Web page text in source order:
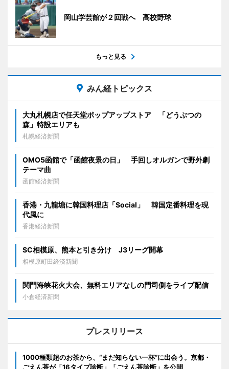
岡山学芸館が２回戦へ 高校野球
もっと見る
みん経トピックス
大丸札幌店で任天堂ポップアップストア 「どうぶつの
森」特設エリアも
札幌経済新聞
OMO5函館で「函館夜景の日」 手回しオルガンで野外劇
テーマ曲
函館経済新聞
香港・九龍塘に韓国料理店「Social」 韓国定番料理を現
代風に
香港経済新聞
SC相模原、熊本と引き分け J3リーグ開幕
相模原町田経済新聞
関門海峡花火大会、無料エリアなしの門司側をライブ配信
小倉経済新聞
プレスリリース
1000種類超のお茶から、“まだ知らない一杯”に出会う。京都・
ごえん茶が「16タイプ診断」「ごえん茶診断」を公開